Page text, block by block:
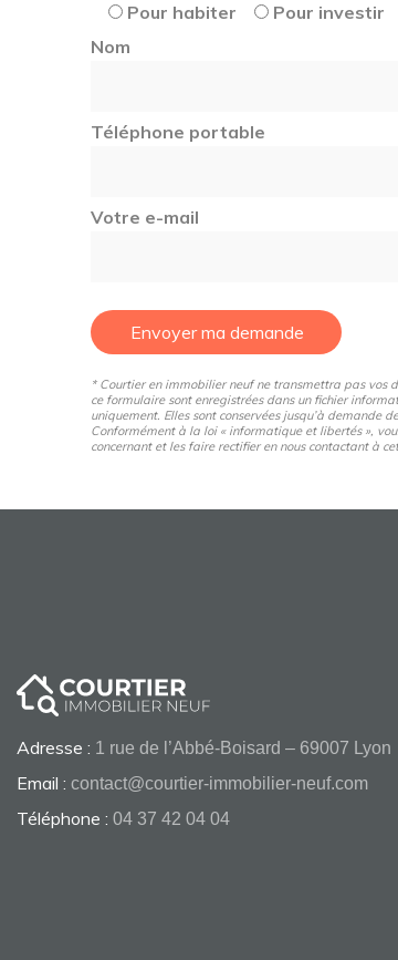
Pour habiter
Pour investir
Nom
Téléphone portable
Votre e-mail
Envoyer ma demande
* Courtier en immobilier neuf ne transmettra pas vos
ce formulaire sont enregistrées dans un fichier
uniquement. Elles sont conservées jusqu’à demande
Conformément à la loi « informatique et libertés »,
concernant et les faire rectifier en nous contactant à
Adresse : 1 rue de l’Abbé-Boisard – 69007 Lyon
Email : contact@courtier-immobilier-neuf.com
Téléphone : 04 37 42 04 04